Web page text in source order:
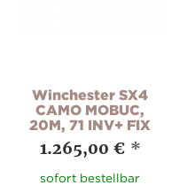
Winchester SX4
CAMO MOBUC,
20M, 71 INV+ FIX
1.265,00 € *
sofort bestellbar